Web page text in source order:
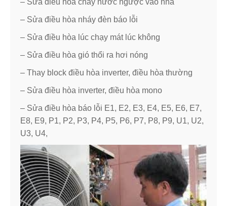
– Sửa điều hòa nháy đèn báo lỗi
– Sửa điều hòa lúc chạy mát lúc không
– Sửa điều hòa gió thổi ra hơi nóng
– Thay block điều hòa inverter, điều hòa thường
– Sửa điều hòa inverter, điều hòa mono
– Sửa điều hòa báo lỗi E1, E2, E3, E4, E5, E6, E7,
E8, E9, P1, P2, P3, P4, P5, P6, P7, P8, P9, U1, U2,
U3, U4,